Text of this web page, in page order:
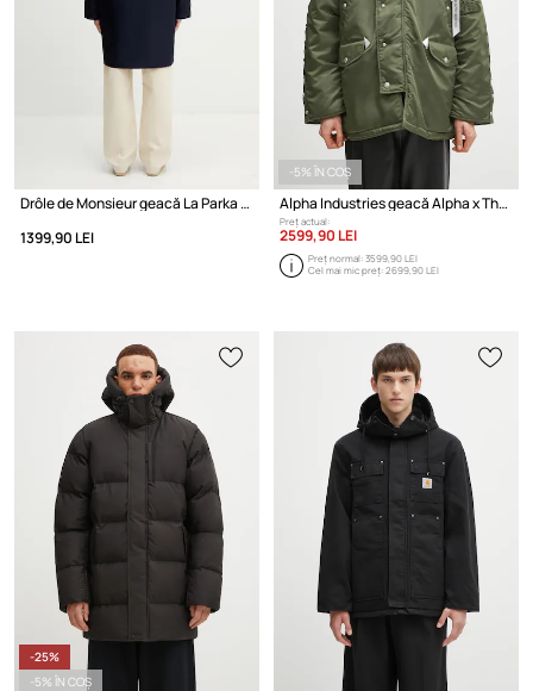
Drôle de Monsieur geacă La Parka Slogan
1399,90 LEI
-5% ÎN COȘ
Alpha Industries geacă Alpha x Thug Club N-3B
Preț actual:
2599,90 LEI
Preț normal:3599,90 LEI
Cel mai mic preț:2699,90 LEI
-25%
-5% ÎN COȘ